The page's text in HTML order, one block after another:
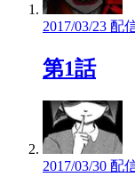
2017/03/23 配
第1話
2017/03/30 配